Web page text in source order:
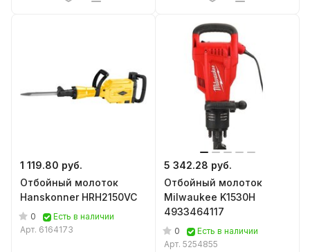
1 119.80 руб.
Отбойный молоток
Hanskonner HRH2150VC
0
Есть в наличии
Арт. 6164173
5 342.28 руб.
Отбойный молоток
Milwaukee K1530H
4933464117
0
Есть в наличии
Арт. 5254855